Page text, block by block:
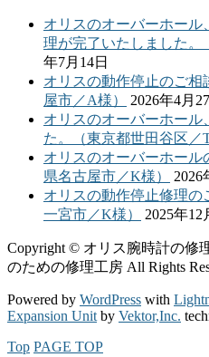
オリスのオーバーホール
理が完了いたしました。
年7月14日
オリスの動作停止のご
屋市／A様）
2026年4月
オリスのオーバーホール
た。（東京都世田谷区／T
オリスのオーバーホール
県名古屋市／K様）
2026
オリスの動作停止修理の
一宮市／K様）
2025年12
Copyright © オリス腕時計の修
のための修理工房 All Rights
Powered by WordPress with
Expansion Unit by Vektor,Inc.
Top PAGE TOP